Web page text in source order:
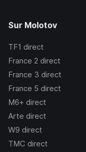
Sur Molotov
TF1 direct
France 2 direct
France 3 direct
France 5 direct
M6+ direct
Arte direct
W9 direct
TMC direct